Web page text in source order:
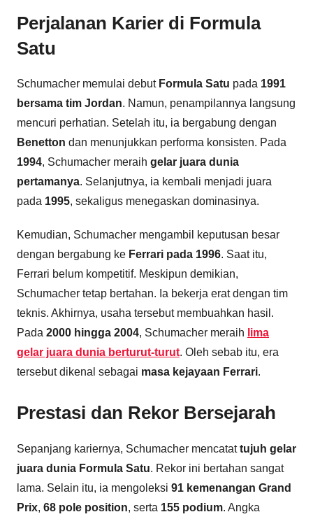
Perjalanan Karier di Formula
Satu
Schumacher memulai debut Formula Satu pada 1991
bersama tim Jordan. Namun, penampilannya langsung
mencuri perhatian. Setelah itu, ia bergabung dengan
Benetton dan menunjukkan performa konsisten. Pada
1994, Schumacher meraih gelar juara dunia
pertamanya. Selanjutnya, ia kembali menjadi juara
pada 1995, sekaligus menegaskan dominasinya.
Kemudian, Schumacher mengambil keputusan besar
dengan bergabung ke Ferrari pada 1996. Saat itu,
Ferrari belum kompetitif. Meskipun demikian,
Schumacher tetap bertahan. Ia bekerja erat dengan tim
teknis. Akhirnya, usaha tersebut membuahkan hasil.
Pada 2000 hingga 2004, Schumacher meraih lima
gelar juara dunia berturut-turut. Oleh sebab itu, era
tersebut dikenal sebagai masa kejayaan Ferrari.
Prestasi dan Rekor Bersejarah
Sepanjang kariernya, Schumacher mencatattujuh gelar
juara dunia Formula Satu. Rekor ini bertahan sangat
lama. Selain itu, ia mengoleksi 91 kemenangan Grand
Prix, 68 pole position, serta 155 podium. Angka